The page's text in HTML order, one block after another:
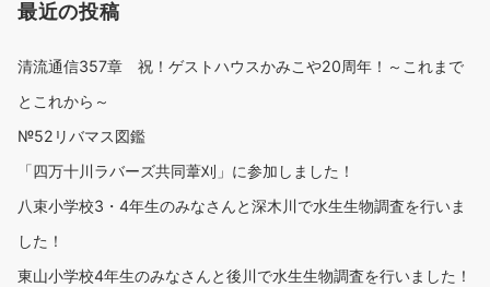
最近の投稿
清流通信357章 祝！ゲストハウスかみこや20周年！～これまで
とこれから～
№52リバマス図鑑
「四万十川ラバーズ共同葦刈」に参加しました！
八束小学校3・4年生のみなさんと深木川で水生生物調査を行いま
した！
東山小学校4年生のみなさんと後川で水生生物調査を行いました！